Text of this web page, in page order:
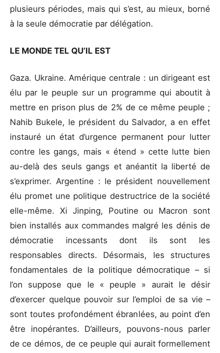
plusieurs périodes, mais qui s’est, au mieux, borné
à la seule démocratie par délégation.
LE MONDE TEL QU’IL EST
Gaza. Ukraine. Amérique centrale : un dirigeant est
élu par le peuple sur un programme qui aboutit à
mettre en prison plus de 2% de ce même peuple ;
Nahib Bukele, le président du Salvador, a en effet
instauré un état d’urgence permanent pour lutter
contre les gangs, mais « étend » cette lutte bien
au-delà des seuls gangs et anéantit la liberté de
s’exprimer. Argentine : le président nouvellement
élu promet une politique destructrice de la société
elle-même. Xi Jinping, Poutine ou Macron sont
bien installés aux commandes malgré les dénis de
démocratie incessants dont ils sont les
responsables directs. Désormais, les structures
fondamentales de la politique démocratique – si
l’on suppose que le « peuple » aurait le désir
d’exercer quelque pouvoir sur l’emploi de sa vie –
sont toutes profondément ébranlées, au point d’en
être inopérantes. D’ailleurs, pouvons-nous parler
de ce démos, de ce peuple qui aurait formellement